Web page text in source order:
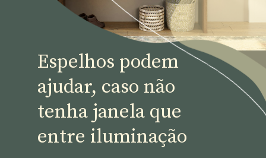
Espelhos podem
ajudar, caso não
tenha janela que
entre iluminação